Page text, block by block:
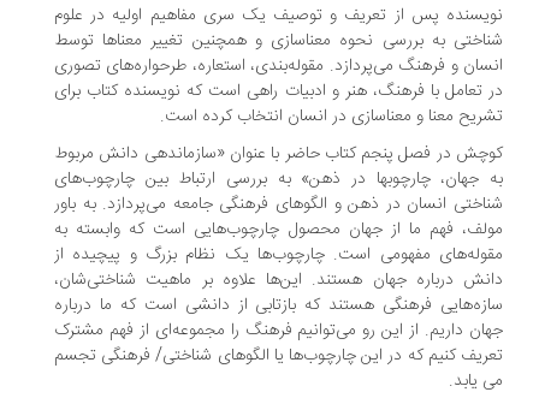
پس از تعریف و توصیف یک سری مفاهیم اولیه در علوم
به بررسی نحوه معناسازی و همچنین تغییر معناها توسط
و فرهنگ می‌پردازد. مقوله‌بندی، استعاره، طرحواره‌های تصوری
تعامل با فرهنگ، هنر و ادبیات راهی است که نویسنده کتاب برای
معنا و معناسازی در انسان انتخاب کرده است.
در فصل پنجم کتاب حاضر با عنوان «سازماندهی دانش مربوط
جهان، چارچوبها در ذهن» به بررسی ارتباط بین چارچوب‌های
انسان در ذهن و الگوهای فرهنگی جامعه می‌پردازد. به باور
فهم ما از جهان محصول چارچوب‌هایی است که وابسته به
مفهومی است. چارچوب‌ها یک نظام بزرگ و پیچیده از
درباره جهان هستند. این‌ها علاوه بر ماهیت شناختی‌شان،
فرهنگی هستند که بازتابی از دانشی است که ما درباره
داریم. از این رو می‌توانیم فرهنگ را مجموعه‌ای از فهم مشترک
کنیم که در این چارچوب‌ها یا الگوهای شناختی/ فرهنگی تجسم
یابد.